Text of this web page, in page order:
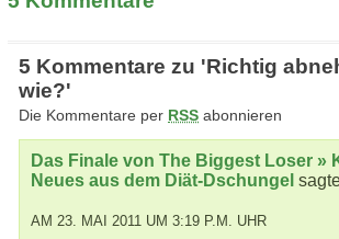
5 Kommentare zu 'Richtig
wie?'
Die Kommentare per RSS abonnieren
Das Finale von The Biggest Loser »
Neues aus dem Diät-Dschungel
AM 23. MAI 2011 UM 3:19 P.M. UHR